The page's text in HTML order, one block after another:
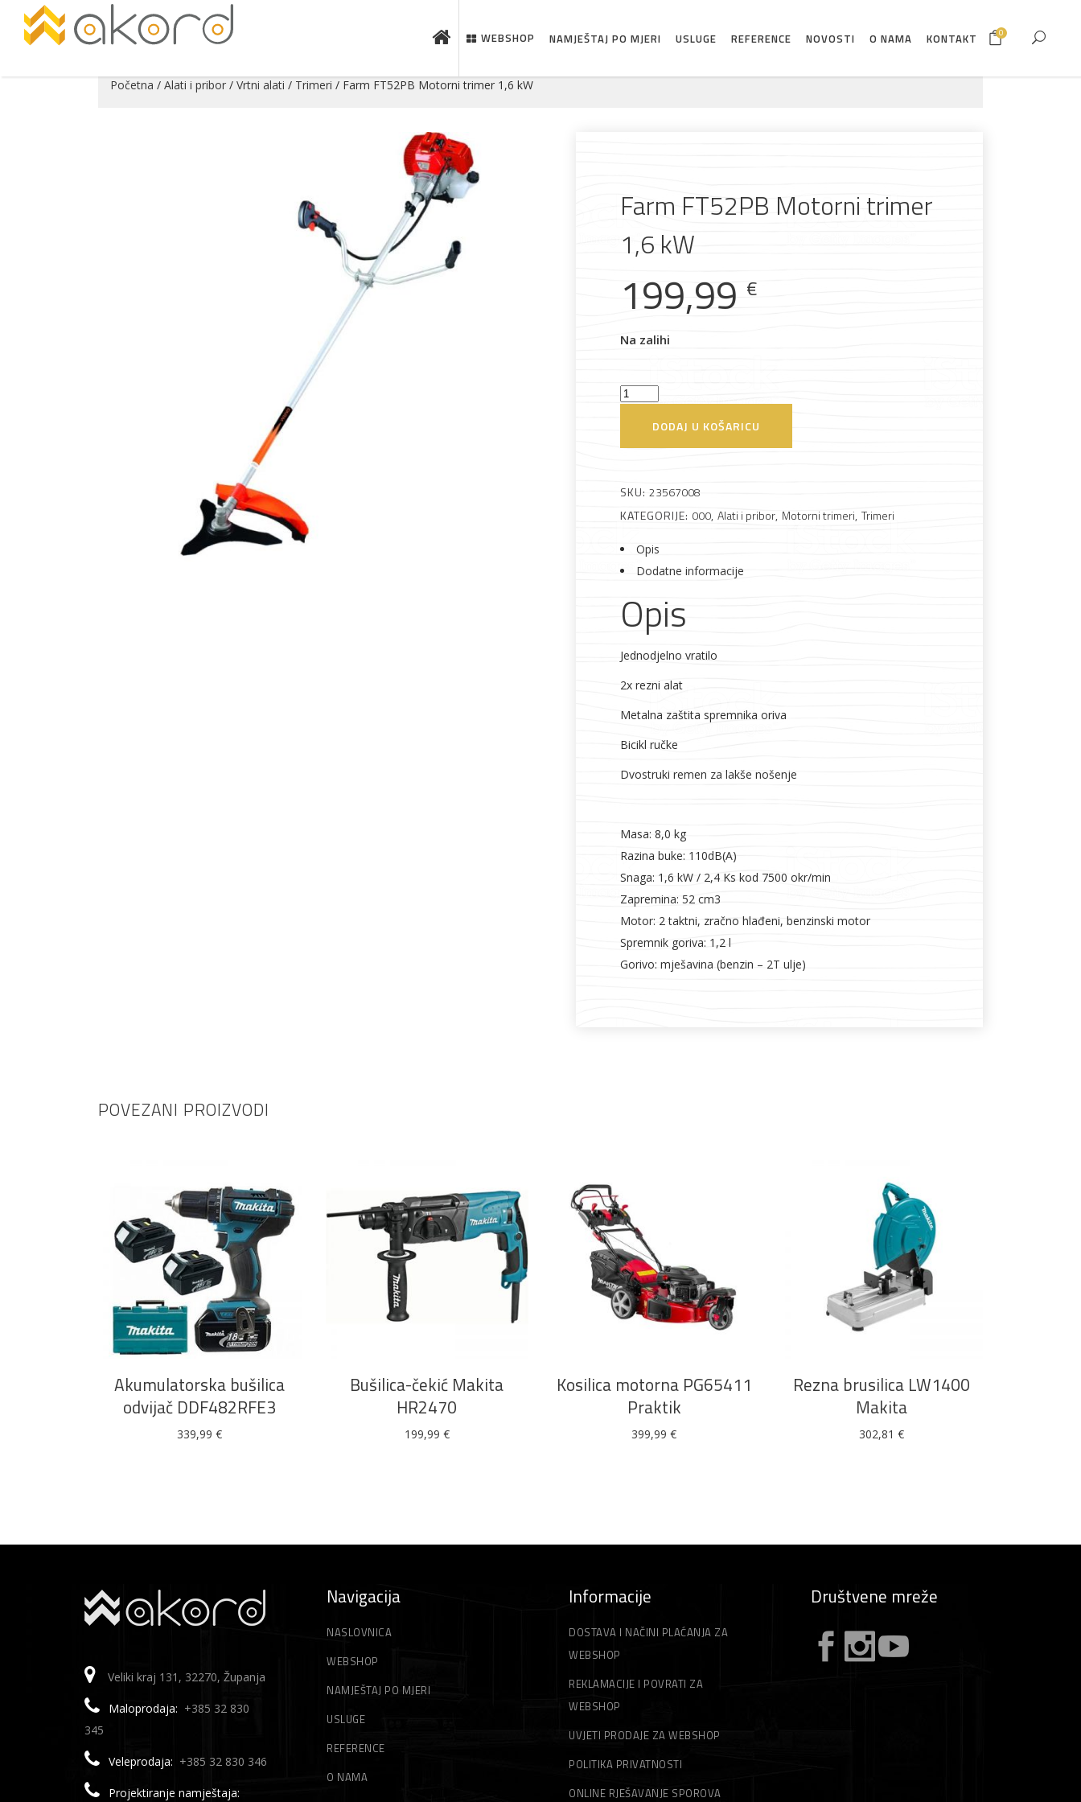
Pogledajte što je novo u ponudi
Rasvjeta Boje i lakovi
Elektromaterijal Vijčana roba
WEBSHOP NAMJEŠTAJ PO MJERI USLUGE REFERENCE NOVOSTI O NAMA KONTAKT 0
Početna / Alati i pribor / Vrtni alati / Trimeri / Farm FT52PB Motorni trimer 1,6 kW
Farm FT52PB Motorni trimer
1,6 kW
199,99 €
Na zalihi
Farm
Motorni
kW
količina
DODAJ U KOŠARICU
SKU: 23567008
KATEGORIJE: 000, Alati i pribor, Motorni trimeri, Trimeri
Opis
Dodatne informacije
Opis
Jednodjelno vratilo
2x rezni alat
Metalna zaštita spremnika oriva
Bicikl ručke
Dvostruki remen za lakše nošenje
Masa: 8,0 kg
Razina buke: 110dB(A)
Snaga: 1,6 kW / 2,4 Ks kod 7500 okr/min
Zapremina: 52 cm3
Motor: 2 taktni, zračno hlađeni, benzinski motor
Spremnik goriva: 1,2 l
Gorivo: mješavina (benzin – 2T ulje)
POVEZANI PROIZVODI
DODAJ U KOŠARICU
Akumulatorska bušilica
odvijač DDF482RFE3
339,99€
DODAJ U KOŠARICU
Bušilica-čekić Makita
HR2470
199,99 €
DODAJ U KOŠARICU
Kosilica motorna PG65411
Praktik
399,99€
DODAJ U KOŠARICU
Rezna brusilica LW1400
Makita
302,81 €
Veliki kraj 131, 32270, Županja
Maloprodaja: +385 32 830
345
Veleprodaja: +385 32 830 346
Projektiranje namještaja:
Navigacija
NASLOVNICA
WEBSHOP
NAMJEŠTAJ PO MJERI
USLUGE
REFERENCE
O NAMA
Informacije
DOSTAVA I NAČINI PLAĆANJA ZA
WEBSHOP
REKLAMACIJE I POVRATI ZA
WEBSHOP
UVJETI PRODAJE ZA WEBSHOP
POLITIKA PRIVATNOSTI
ONLINE RJEŠAVANJE SPOROVA
Društvene mreže